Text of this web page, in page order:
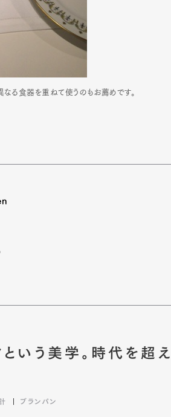
なる食器を重ねて使うのもお薦めです。
という美学。時代を超
ブランパン